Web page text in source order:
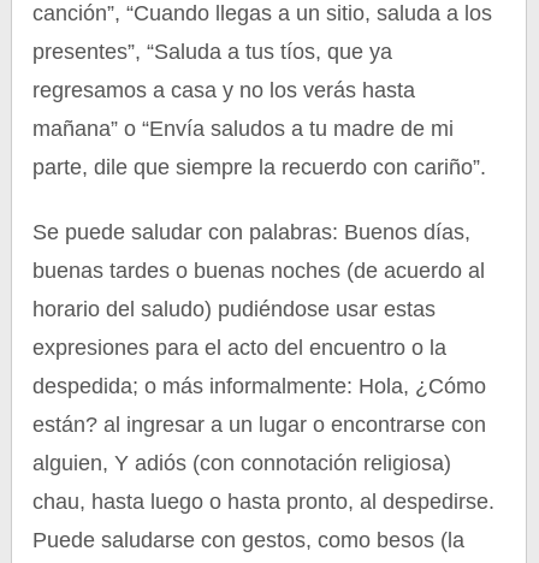
canción”, “Cuando llegas a un sitio, saluda a los
presentes”, “Saluda a tus tíos, que ya
regresamos a casa y no los verás hasta
mañana” o “Envía saludos a tu madre de mi
parte, dile que siempre la recuerdo con cariño”.
Se puede saludar con palabras: Buenos días,
buenas tardes o buenas noches (de acuerdo al
horario del saludo) pudiéndose usar estas
expresiones para el acto del encuentro o la
despedida; o más informalmente: Hola, ¿Cómo
están? al ingresar a un lugar o encontrarse con
alguien, Y adiós (con connotación religiosa)
chau, hasta luego o hasta pronto, al despedirse.
Puede saludarse con gestos, como besos (la